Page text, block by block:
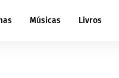
Músicas Livros